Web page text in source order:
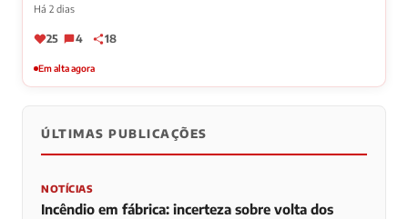
Há 2 dias
25 4 18
Em alta agora
ÚLTIMAS PUBLICAÇÕES
NOTÍCIAS
Incêndio em fábrica: incerteza sobre volta dos